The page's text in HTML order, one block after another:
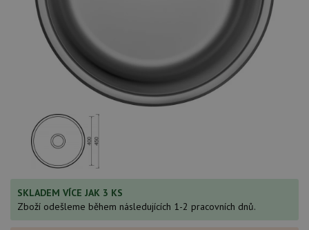
SKLADEM VÍCE JAK 3 KS
Zboží odešleme během následujících 1-2 pracovních dnů.